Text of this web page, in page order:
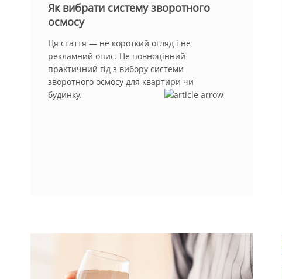
Як вибрати систему зворотного
осмосу
Ця стаття — не короткий огляд і не
рекламний опис. Це повноцінний
практичний гід з вибору системи
зворотного осмосу для квартири чи
будинку.